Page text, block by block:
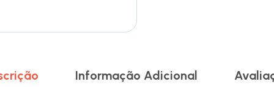
Informação Adicional